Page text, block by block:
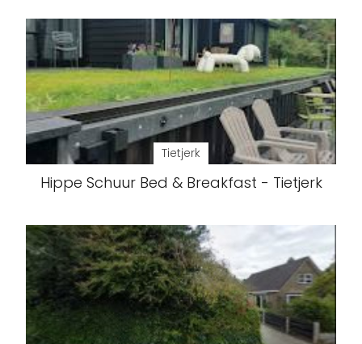
Tietjerk
Hippe Schuur Bed & Breakfast - Tietjerk